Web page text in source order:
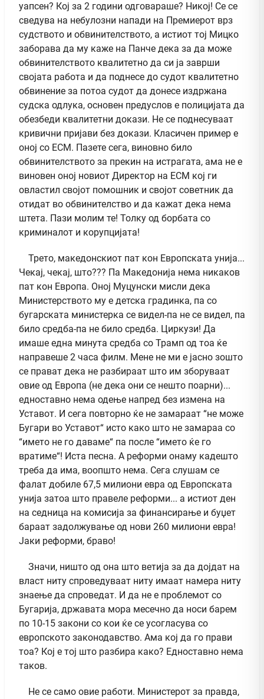
уапсен? Кој за 2 години одговараше? Никој! Се се
сведува на небулозни напади на Премиерот врз
судството и обвинителството, а истиот тој Мицко
заборава да му каже на Панче дека за да може
обвинителството квалитетно да си ја заврши
својата работа и да поднесе до судот квалитетно
обвинение за потоа судот да донесе издржана
судска одлука, основен предуслов е полицијата да
обезбеди квалитетни докази. Не се поднесуваат
кривични пријави без докази. Класичен пример е
оној со ЕСМ. Пазете сега, виновно било
обвинителството за прекин на истрагата, ама не е
виновен оној новиот Директор на ЕСМ кој ги
овластил својот помошник и својот советник да
отидат во обвинителство и да кажат дека нема
штета. Пази молим те! Толку од борбата со
криминалот и корупцијата!
Трето, македонскиот пат кон Европската унија...
Чекај, чекај, што??? Па Македонија нема никаков
пат кон Европа. Оној Муцунски мисли дека
Министерството му е детска градинка, па со
бугарската министерка се видел-па не се видел, па
било средба-па не било средба. Циркузи! Да
имаше една минута средба со Трамп од тоа ќе
направеше 2 часа филм. Мене не ми е јасно зошто
се прават дека не разбираат што им зборуваат
овие од Европа (не дека они се нешто поарни)...
едноставно нема одење напред без измена на
Уставот. И сега повторно ќе не замараат “не може
Бугари во Уставот“ исто како што не замараа со
“името не го даваме“ па после “името ќе го
вратиме“! Иста песна. А реформи онаму кадешто
треба да има, воопшто нема. Сега слушам се
фалат добиле 67,5 милиони евра од Европската
унија затоа што правеле реформи... а истиот ден
на седница на комисија за финансирање и буџет
бараат задолжување од нови 260 милиони евра!
Јаки реформи, браво!
Значи, ништо од она што ветија за да дојдат на
власт ниту спроведуваат ниту имаат намера ниту
знаење да спроведат. И да не е проблемот со
Бугарија, државата мора месечно да носи барем
по 10-15 закони со кои ќе се усогласува со
европското законодавство. Ама кој да го прави
тоа? Кој е тој што разбира како? Едноставно нема
таков.
Не се само овие работи. Министерот за правда,